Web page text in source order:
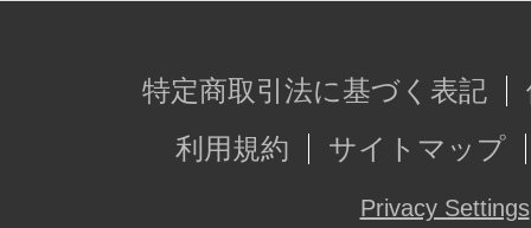
特定商取引法に基づく表記
利用規約
サイトマップ
Privacy Settings